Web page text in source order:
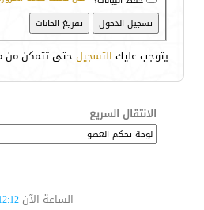
يتوجب عليك التسجيل حتى تتمكن من
الانتقال السريع
الساعة الآن PM